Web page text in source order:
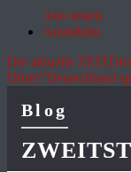
Abo testen
Anmelden
Die aktuelle ZEIT
Dürre"Deutschland
Blog